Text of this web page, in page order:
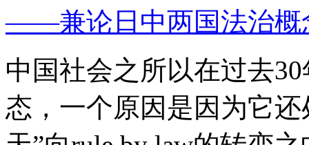
——兼论日中两国法治概
中国社会之所以在过去
态，一个原因是因为它